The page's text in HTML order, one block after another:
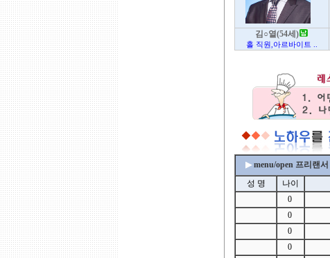
김○열(54세)
홀 직원,아르바이트 ..
▶ menu/open 프리랜
성 명
나이
0
0
0
0